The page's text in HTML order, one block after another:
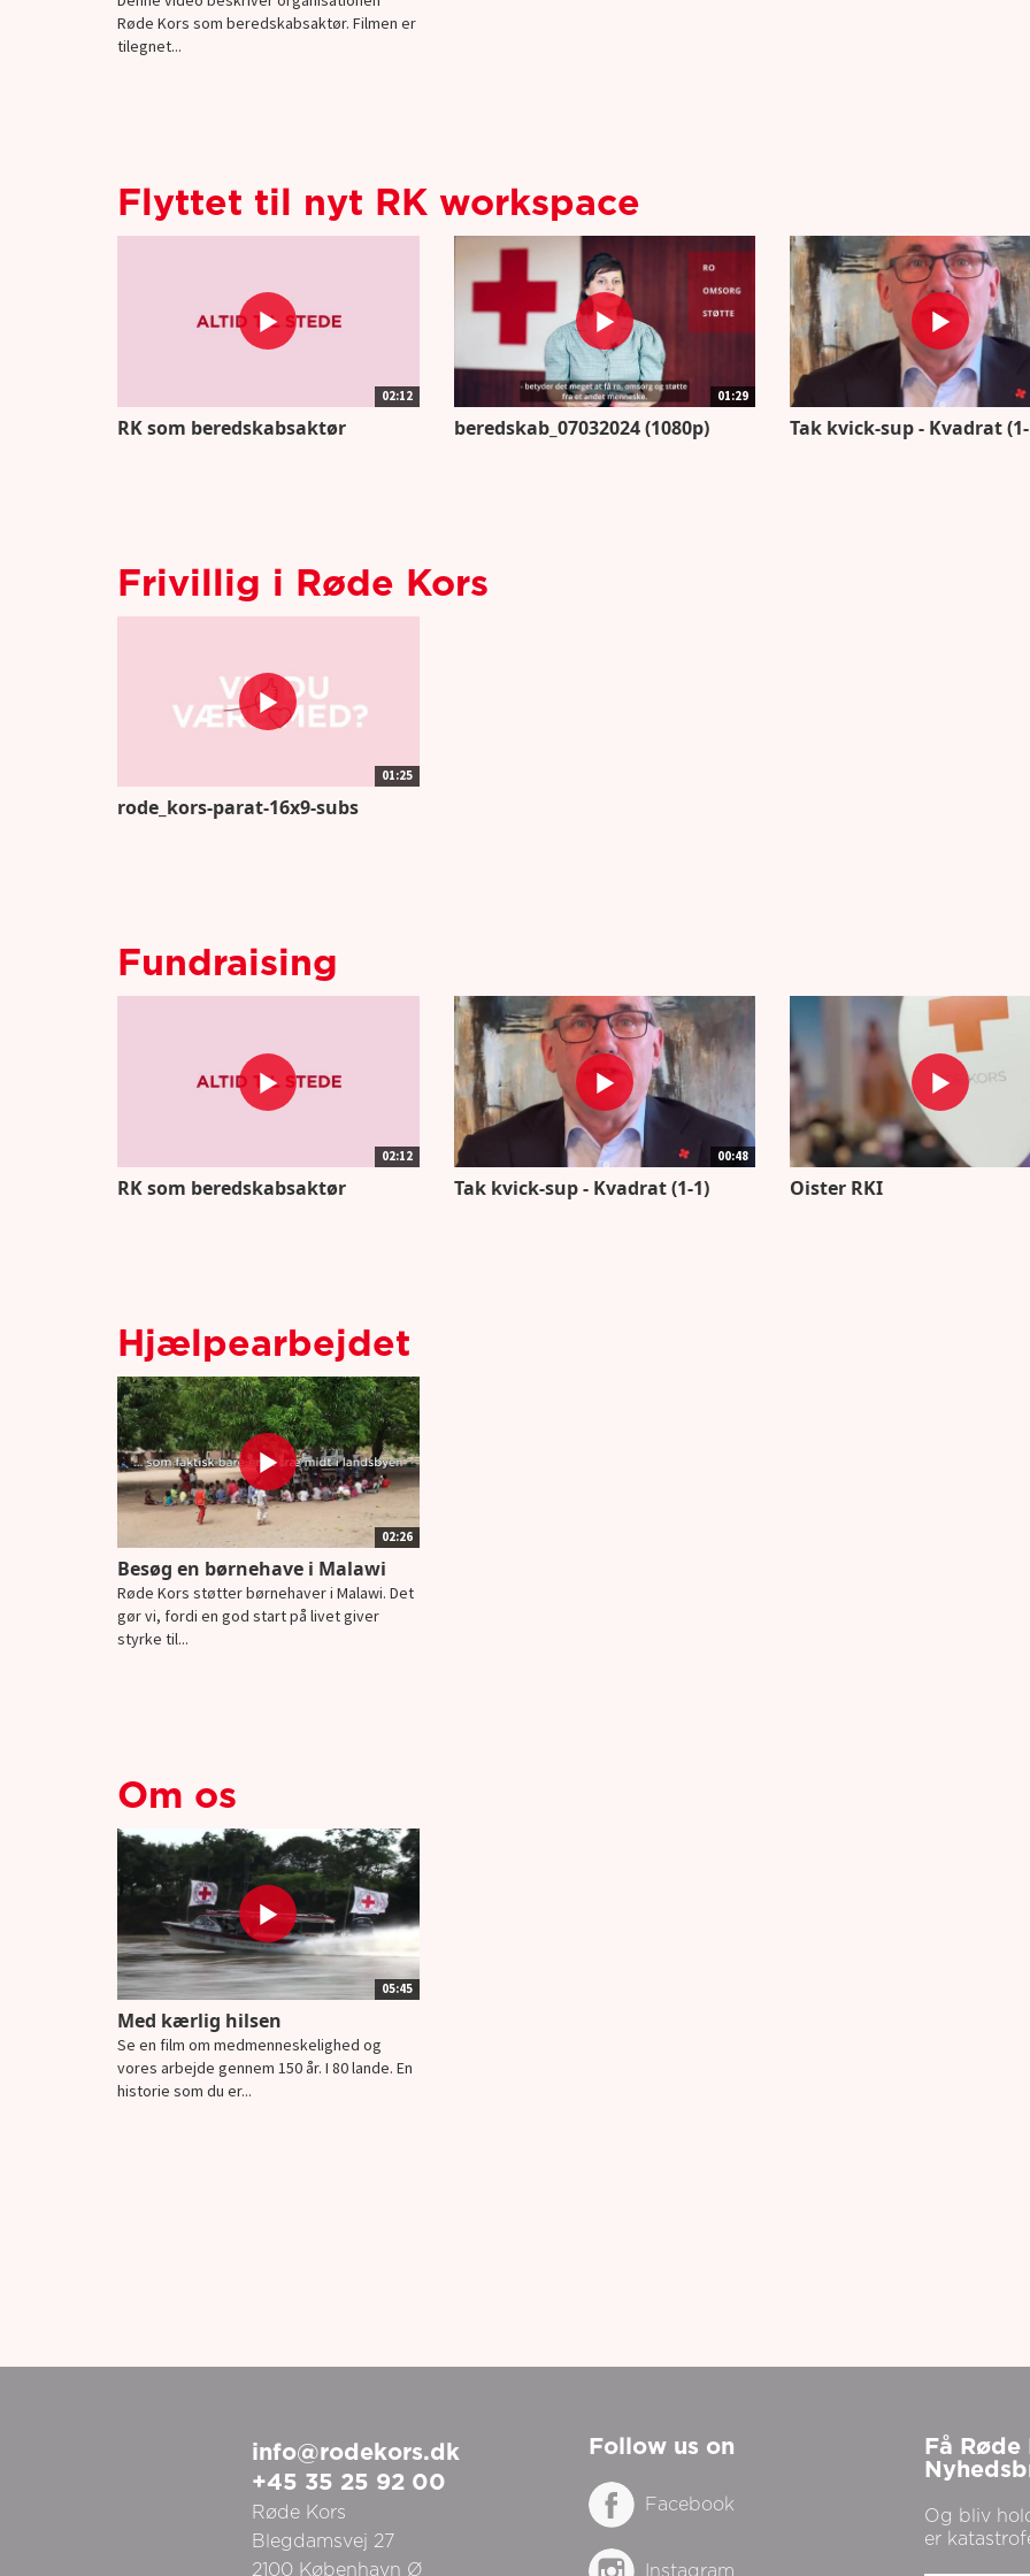
Røde Kors som beredskabsaktør. Filmen er
tilegnet...
Flyttet til nyt RK workspace
02:12
RK som beredskabsaktør
01:29
beredskab_07032024 (1080p) Tak kvick-sup - Kvadrat
Frivillig i Røde Kors
01:25
rode_kors-parat-16x9-subs
Fundraising
02:12
RK som beredskabsaktør
00:48
Tak kvick-sup - Kvadrat (1-1) Oister RKI
Hjælpearbejdet
02:26
Besøg en børnehave i Malawi
Røde Kors støtter børnehaver i Malawi. Det
gør vi, fordi en god start på livet giver
styrke til...
Om os
05:45
Med kærlig hilsen
Se en film om medmenneskelighed og
vores arbejde gennem 150 år. I 80 lande. En
historie som du er...
info@rodekors.dk
+45 35 25 92 00
Røde Kors
Blegdamsvej 27
2100 København Ø
Follow us on
Facebook
Instagram
Få Røde
Og bliv
er